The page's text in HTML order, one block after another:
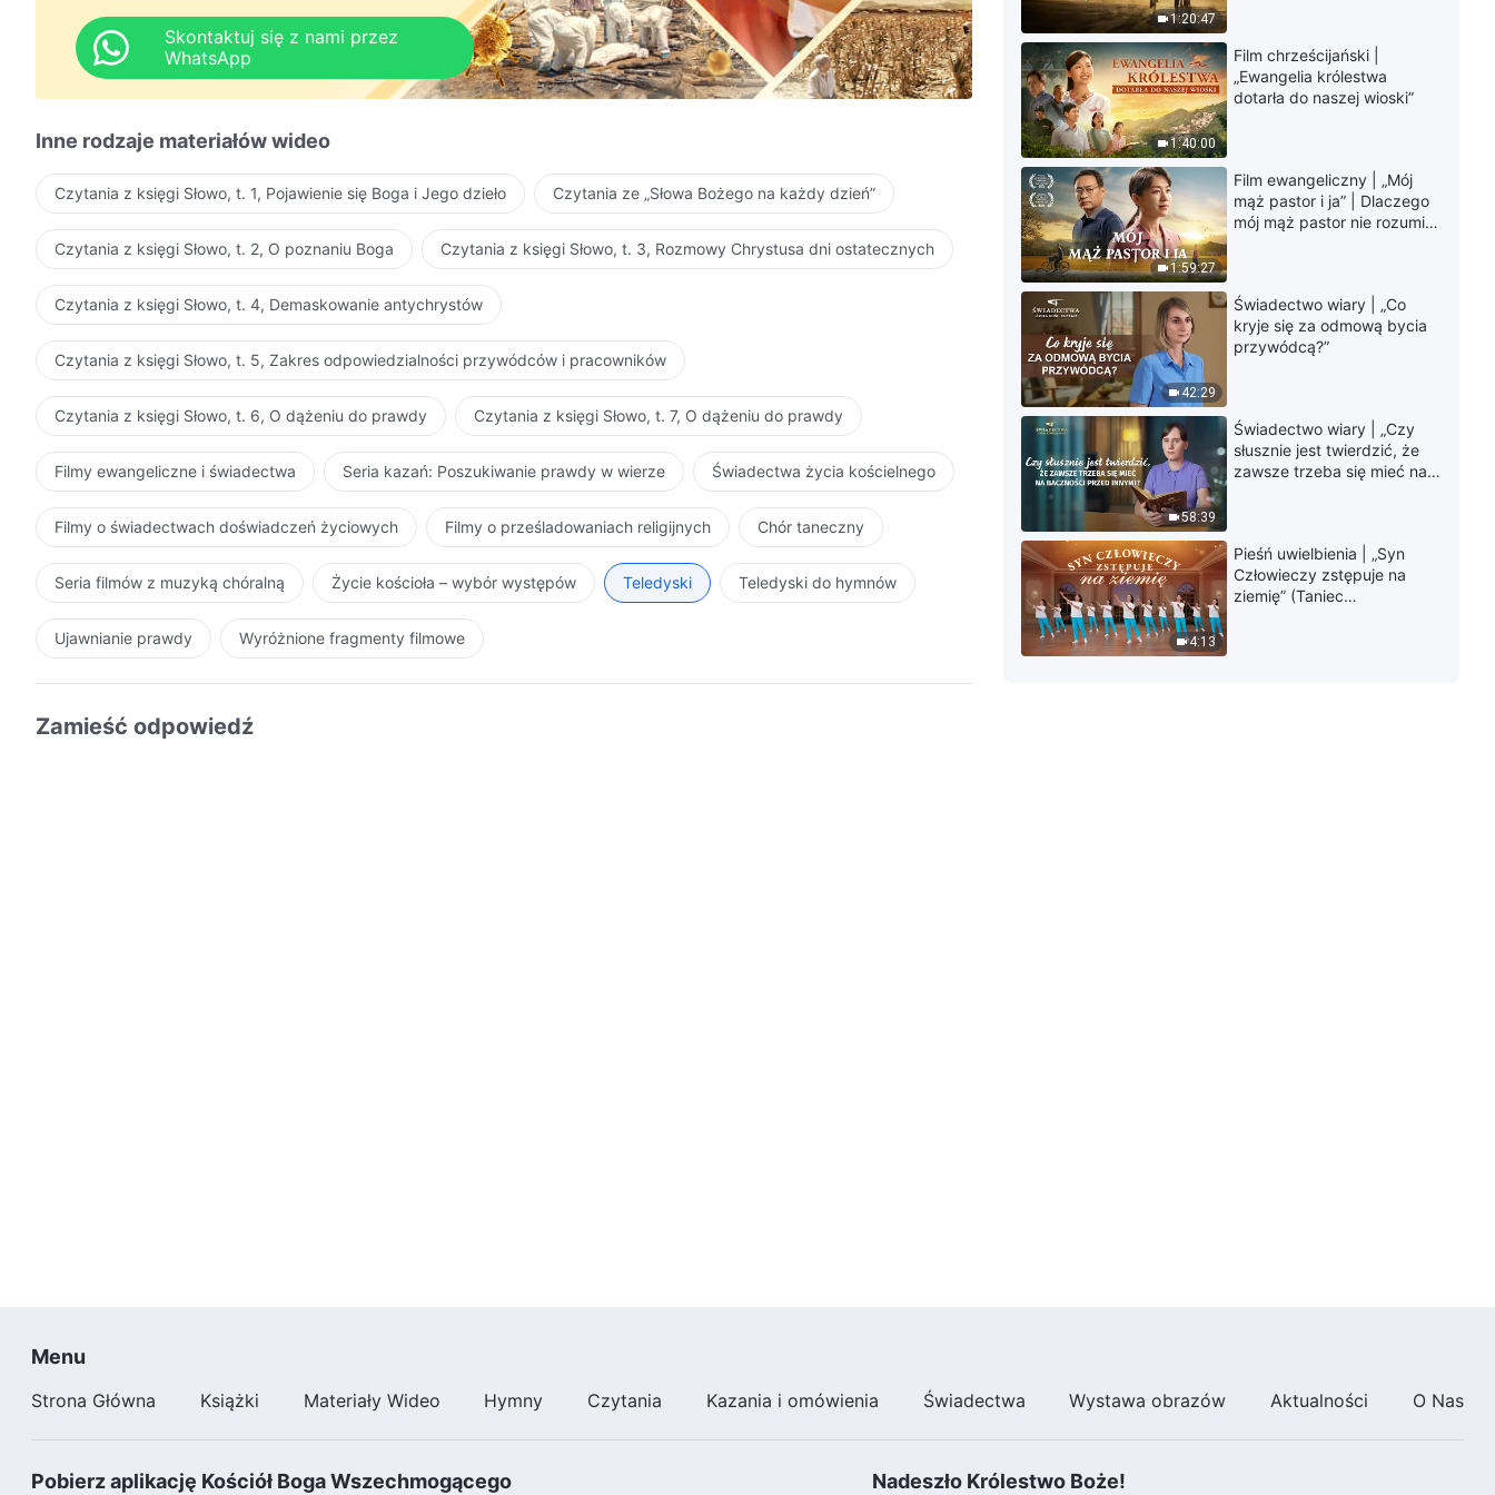
4:14
miłości Bożej”
4:00
Pieśń uwielbienia | „Bóg jest
Najwyższym Władcą
sześciotysięcznoletniego planu
zarządzania”
4:04
Pieśń uwielbienia | „Dni bez
Boga są nieopisanie bolesne”
6:19
Pieśń uwielbienia | „Jestem
gotów spędzić życie wraz z
Bożym sądem i karceniem”
4:59
Pieśń uwielbienia | „Tylko ci, co
zaakceptują prawdę, będą mogli
usłyszeć głos Boga”
3:21
Pieśń uwielbienia | „Boże
karcenie i sąd to światło
zbawienia człowieka”
to właśnie poprzez nie Bóg cię udoskonali. Jeśli nie zdołasz spełnić tych kryteriów, nie będziesz mógł zostać
udoskonalony.
Ci, którzy mają zostać udoskonaleni, muszą przejść uszlachetnianie, w: Słowo, t. 1, Pojawienie się Boga i Jego dzieło
Skontaktuj się z nami przez
WhatsApp
Inne rodzaje materiałów wideo
Czytania z księgi Słowo, t. 1, Pojawienie się Boga i Jego dzieło Czytania ze „Słowa Bożego na każdy dzień”
Czytania z księgi Słowo, t. 2, O poznaniu Boga Czytania z księgi Słowo, t. 3, Rozmowy Chrystusa dni ostatecznych
Czytania z księgi Słowo, t. 4, Demaskowanie antychrystów
Czytania z księgi Słowo, t. 5, Zakres odpowiedzialności przywódców i pracowników
Czytania z księgi Słowo, t. 6, O dążeniu do prawdy Czytania z księgi Słowo, t. 7, O dążeniu do prawdy
Filmy ewangeliczne i świadectwa Seria kazań: Poszukiwanie prawdy w wierze Świadectwa życia kościelnego
Filmy o świadectwach doświadczeń życiowych Filmy o prześladowaniach religijnych Chór taneczny
Seria filmów z muzyką chóralną Życie kościoła – wybór występów Teledyski Teledyski do hymnów
Ujawnianie prawdy Wyróżnione fragmenty filmowe
Zamieść odpowiedź
1:20:47
1:40:00
Film chrześcijański |
„Ewangelia królestwa
dotarła do naszej wioski”
1:59:27
Film ewangeliczny | „Mój
mąż pastor i ja” | Dlaczego
mój mąż pastor nie rozumie
42:29
Świadectwo wiary | „Co
kryje się za odmową bycia
przywódcą?”
58:39
Świadectwo wiary | „Czy
słusznie jest twierdzić, że
zawsze trzeba się mieć na
4:13
Pieśń uwielbienia | „Syn
Człowieczy zstępuje na
ziemię” (Taniec
Menu
Strona Główna Książki Materiały Wideo Hymny Czytania Kazania i omówienia Świadectwa Wystawa obrazów Aktualności O Nas
Pobierz aplikację Kościół Boga Wszechmogącego Nadeszło Królestwo Boże!